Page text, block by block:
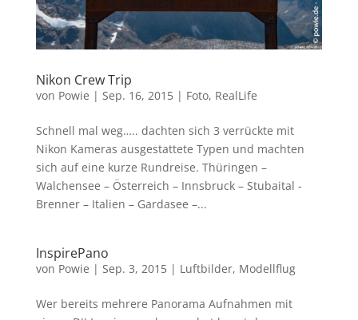
Nikon Crew Trip
von Powie | Sep. 16, 2015| Foto, RealLife
Schnell mal weg….. dachten sich 3 verrückte mit
Nikon Kameras ausgestattete Typen und machten
sich auf eine kurze Rundreise. Thüringen –
Walchensee – Österreich – Innsbruck – Stubaital -
Brenner – Italien – Gardasee –...
InspirePano
von Powie | Sep. 3, 2015| Luftbilder, Modellflug
Wer bereits mehrere Panorama Aufnahmen mit